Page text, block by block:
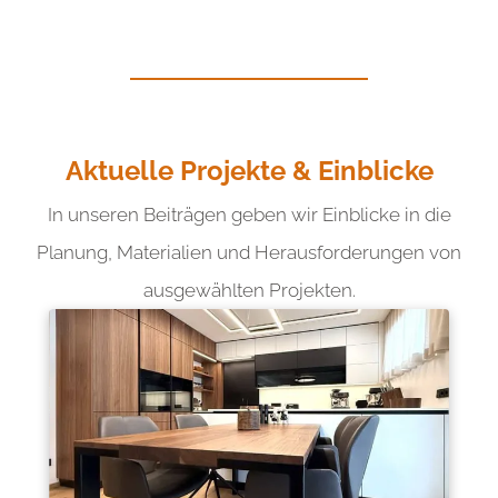
Aktuelle Projekte & Einblicke
In unseren Beiträgen geben wir Einblicke in die
Planung, Materialien und Herausforderungen von
ausgewählten Projekten.